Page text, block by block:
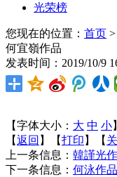
光荣榜
您现在的位置： 首页 >
何宜嶺作品
发表时间：2019/10/
【字体大小： 大 中 小】
【返回 】【打印 】【
上一条信息： 韓謹光
下一条信息： 何泳作品